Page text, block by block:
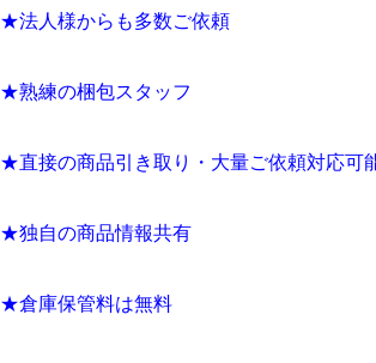
★法人様からも多数ご依頼
★熟練の梱包スタッフ
★直接の商品引き取り・大量ご依頼対応可
★独自の商品情報共有
★倉庫保管料は無料